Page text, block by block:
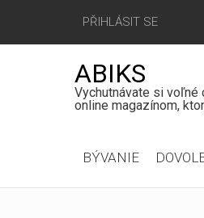
PŘIHLÁSIT SE
ABIKS
Vychutnávate si voľné
online magazínom,
menu
BÝVANIE